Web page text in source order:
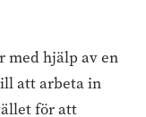
med hjälp av en
att arbeta in
för att